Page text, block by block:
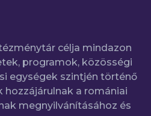
célja mindazon
programok, közösségi
egységek szintjén történő
hozzájárulnak a romániai
megnyilvánításához és